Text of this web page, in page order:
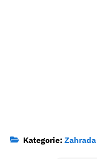
Kategorie: Zahrada